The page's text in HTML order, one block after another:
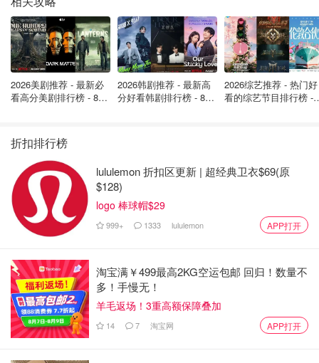
省内许多医院因为COVID-19而面临严重的人员短缺，OHA
主席Anthony Dale说最近几周住院人数的上升已经阻碍了医
院的正常运营能力。
一些医院，包括金斯敦健康科学中心，由于病毒的激增，不
省政府官员4月13日报告说，医院有1332名COVID患者，比
一周前的近25%有所上升。这个数字比星期二的1366人略
有下降，当时该省的住院人数是2月16日以来的最高值。
重症监护室里的COVID-19患者人数为182人，比一天前的
190人有所减少，但比一周前的168人有所增加。有85名病
加拿大发现新的Omicron XE变体
在加拿大发现了6例新的Omicron XE变体。
这种新的变体被描述为迄今为止最具传播性的菌株，早期估
2026美剧推荐 - 最新必
看高分美剧排行榜 - 8月
2026韩剧推荐 - 最新高
分好看韩剧排行榜 - 8月
2026综艺推荐 - 热门好
看的综艺节目排行榜 -
折扣排行榜
lululemon 折扣区更新 | 超经典卫衣$69(原
$128)
logo 棒球帽$29
999+ 1333 lululemon APP打开
淘宝满￥499最高2KG空运包邮 回归！数量不
多！手慢无！
羊毛返场！3重高额保障叠加
14 7 淘宝网 APP打开